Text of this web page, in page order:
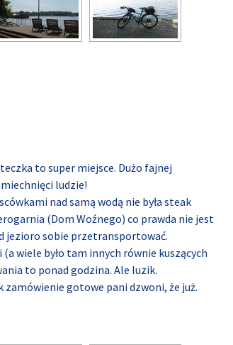
to super miejsce. Dużo fajnej
ludzie!
nad samą wodą nie była steak
(Dom Woźnego) co prawda nie jest
jezioro sobie przetransportować.
wiele było tam innych równie kuszących
to ponad godzina. Ale luzik.
zamówienie gotowe pani dzwoni, że już.